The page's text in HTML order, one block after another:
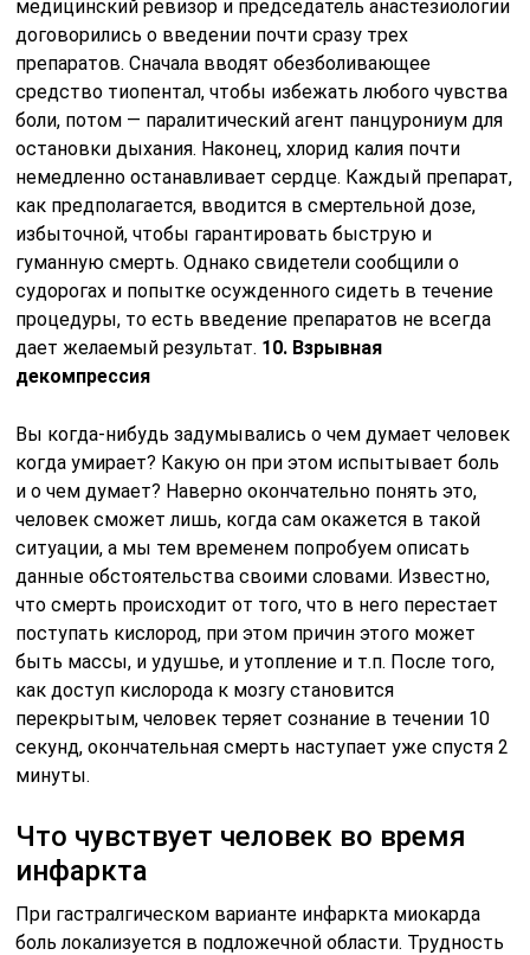
медицинский ревизор и председатель анастезиологии
договорились о введении почти сразу трех
препаратов. Сначала вводят обезболивающее
средство тиопентал, чтобы избежать любого чувства
боли, потом — паралитический агент панцурониум для
остановки дыхания. Наконец, хлорид калия почти
немедленно останавливает сердце. Каждый препарат,
как предполагается, вводится в смертельной дозе,
избыточной, чтобы гарантировать быструю и
гуманную смерть. Однако свидетели сообщили о
судорогах и попытке осужденного сидеть в течение
процедуры, то есть введение препаратов не всегда
дает желаемый результат. 10. Взрывная
декомпрессия
Вы когда-нибудь задумывались о чем думает человек
когда умирает? Какую он при этом испытывает боль
и о чем думает? Наверно окончательно понять это,
человек сможет лишь, когда сам окажется в такой
ситуации, а мы тем временем попробуем описать
данные обстоятельства своими словами. Известно,
что смерть происходит от того, что в него перестает
поступать кислород, при этом причин этого может
быть массы, и удушье, и утопление и т.п. После того,
как доступ кислорода к мозгу становится
перекрытым, человек теряет сознание в течении 10
секунд, окончательная смерть наступает уже спустя 2
минуты.
Что чувствует человек во время
инфаркта
При гастралгическом варианте инфаркта миокарда
боль локализуется в подложечной области. Трудность